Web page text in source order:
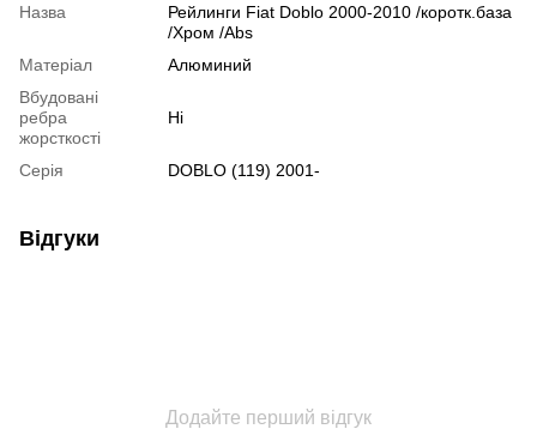
Назва
Рейлинги Fiat Doblo 2000-2010 /коротк.база
/Хром /Abs
Матеріал
Алюминий
Вбудовані
ребра
жорсткості
Ні
Серія DOBLO (119) 2001-
Відгуки
Додайте перший відгук